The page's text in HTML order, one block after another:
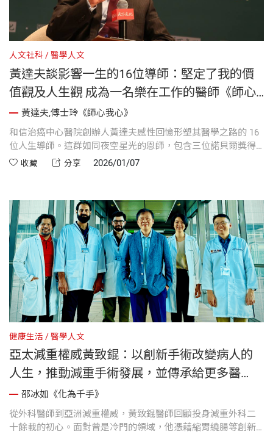
人文社科 醫學人文
黃達夫談影響一生的16位導師：堅定了我的價
值觀及人生觀 成為一名樂在工作的醫師《師心
我心》
黃達夫,傅士玲《師心我心》
和信治癌中心醫院創辦人黃達夫感性回憶形塑其醫學之路的 16
位人生導師。這群如同夜空星光的恩師，包含三位諾貝爾獎得
主與多位卓越醫師，以科學精神與善良特質深深影響了黃醫
他的價值觀，成就其成為一名樂在工作的醫師。
收藏 分享 2026/01/07
健康生活 醫學人文
亞太減重權威黃致錕：以創新手術改變病人的
人生，推動減重手術發展，並傳承給更多醫
師，就是我的印記《化為千手》自序
邵冰如《化為千手》
從外科醫師到亞洲減重權威，黃致錕醫師回顧投身減重外科二
十餘載的初心。面對曾是冷門的領域，他憑藉縮胃繞腸等創新